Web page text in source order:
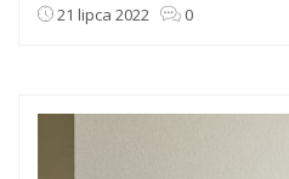
21 lipca 2022 0